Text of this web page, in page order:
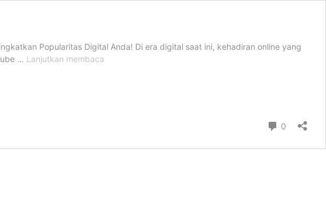
Popularitas Digital Anda! Di era digital saat ini, kehadiran online yang
… Lanjutkan membaca
0 Komentar